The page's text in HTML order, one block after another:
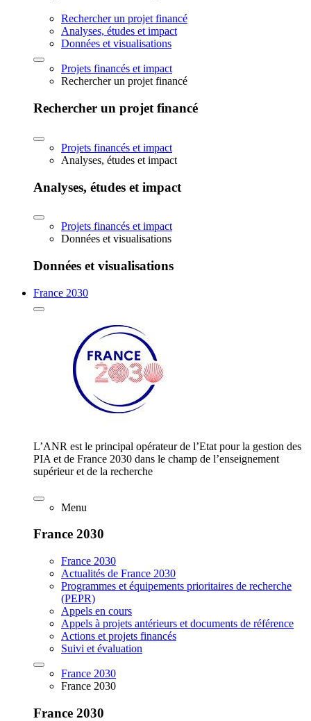
Rechercher un projet financé
Analyses, études et impact
Données et visualisations
Projets financés et impact
Rechercher un projet financé
Rechercher un projet financé
Projets financés et impact
Analyses, études et impact
Analyses, études et impact
Projets financés et impact
Données et visualisations
Données et visualisations
France 2030
L’ANR est le principal opérateur de l’Etat pour la gestion des
PIA et de France 2030 dans le champ de l’enseignement
supérieur et de la recherche
Menu
France 2030
France 2030
Actualités de France 2030
Programmes et équipements prioritaires de recherche
(PEPR)
Appels en cours
Appels à projets antérieurs et documents de référence
Actions et projets financés
Suivi et évaluation
France 2030
France 2030
France 2030